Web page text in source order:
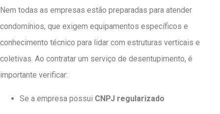
Nem todas as empresas estão preparadas para atender
condomínios, que exigem equipamentos específicos e
conhecimento técnico para lidar com estruturas verticais e
coletivas. Ao contratar um serviço de desentupimento, é
importante verificar:
Se a empresa possui CNPJ regularizado